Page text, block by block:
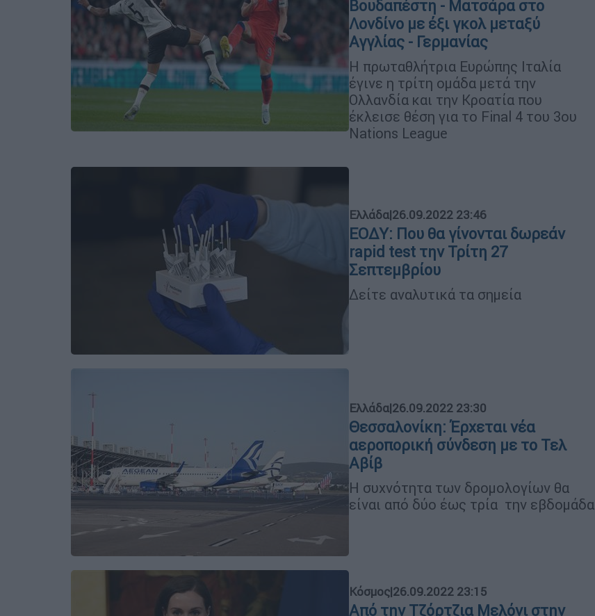
Βουδαπέστη - Ματσάρα στο
Λονδίνο με έξι γκολ μεταξύ
Αγγλίας - Γερμανίας
Η πρωταθλήτρια Ευρώπης Ιταλία
έγινε η τρίτη ομάδα μετά την
Ολλανδία και την Κροατία που
έκλεισε θέση για το Final 4 του 3ου
Nations League
Ελλάδα|26.09.2022 23:46
ΕΟΔΥ: Που θα γίνονται δωρεάν
rapid test την Τρίτη 27
Σεπτεμβρίου
Δείτε αναλυτικά τα σημεία
Ελλάδα|26.09.2022 23:30
Θεσσαλονίκη: Έρχεται νέα
αεροπορική σύνδεση με το Τελ
Αβίβ
Η συχνότητα των δρομολογίων θα
είναι από δύο έως τρία την εβδομάδα
Κόσμος|26.09.2022 23:15
Από την Τζόρτζια Μελόνι στην